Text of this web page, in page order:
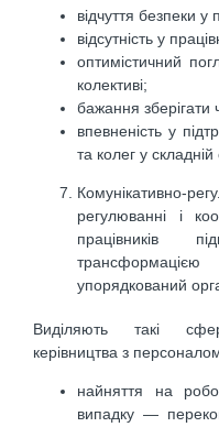
відчуття безпеки у
відсутність у
оптимістичний
колективі;
бажання зберігати
впевненість у
та колег у складній
Комунікативно-
регулюванні і
працівників
упорядкований
Виділяють такі
керівництва з
найняття на
випадку —